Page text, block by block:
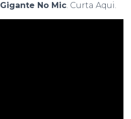
Gigante No Mic. Curta Aqui.